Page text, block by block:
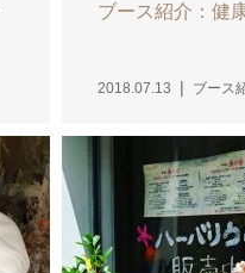
ブース紹介：健
2018.07.13 ブース